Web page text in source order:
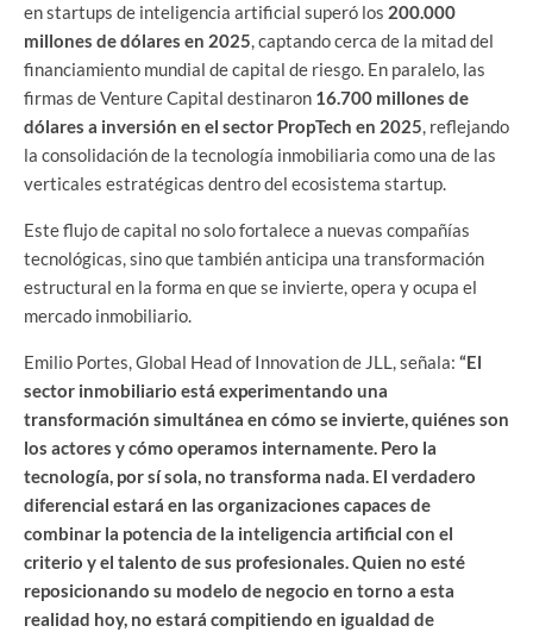
en startups de inteligencia artificial superó los 200.000
millones de dólares en 2025, captando cerca de la mitad del
financiamiento mundial de capital de riesgo. En paralelo, las
firmas de Venture Capital destinaron 16.700 millones de
dólares a inversión en el sector PropTech en 2025, reflejando
la consolidación de la tecnología inmobiliaria como una de las
verticales estratégicas dentro del ecosistema startup.
Este flujo de capital no solo fortalece a nuevas compañías
tecnológicas, sino que también anticipa una transformación
estructural en la forma en que se invierte, opera y ocupa el
mercado inmobiliario.
Emilio Portes, Global Head of Innovation de JLL, señala: “El
sector inmobiliario está experimentando una
transformación simultánea en cómo se invierte, quiénes son
los actores y cómo operamos internamente. Pero la
tecnología, por sí sola, no transforma nada. El verdadero
diferencial estará en las organizaciones capaces de
combinar la potencia de la inteligencia artificial con el
criterio y el talento de sus profesionales. Quien no esté
reposicionando su modelo de negocio en torno a esta
realidad hoy, no estará compitiendo en igualdad de